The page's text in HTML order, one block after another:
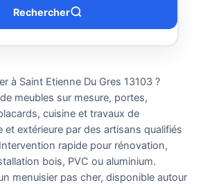
Rechercher
à Saint Etienne Du Gres 13103 ?
meubles sur mesure, portes,
cuisine et travaux de
et extérieure par des artisans qualifiés
rapide pour rénovation,
bois, PVC ou aluminium.
menuisier pas cher, disponible autour